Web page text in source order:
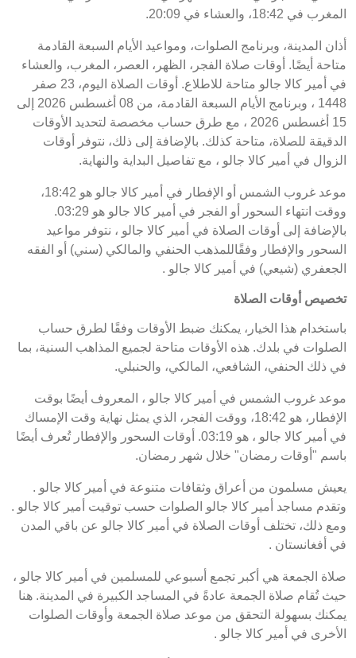
المغرب في 18:42، والعشاء في 20:09.
أذان المدينة، وبرنامج الصلوات، ومواعيد الأيام السبعة القادمة
متاحة أيضًا. أوقات صلاة الفجر، الظهر، العصر، المغرب، والعشاء
في أمير كالا جالو متاحة للاطلاع. أوقات الصلاة اليوم، 23 صفر
1448 ، وبرنامج الأيام السبعة القادمة، من 08 أغسطس 2026 إلى
15 أغسطس 2026 ، مع طرق حساب مخصصة لتحديد الأوقات
الدقيقة للصلاة، متاحة كذلك. بالإضافة إلى ذلك، نتوفر أوقات
الزوال في أمير كالا جالو ، مع تفاصيل البداية والنهاية.
موعد غروب الشمس أو الإفطار في أمير كالا جالو هو 18:42،
ووقت انتهاء السحور أو الفجر في أمير كالا جالو هو 03:29.
بالإضافة إلى أوقات الصلاة في أمير كالا جالو ، نتوفر مواعيد
السحور والإفطار وفقًاللمذهب الحنفي والمالكي (سني) أو الفقه
الجعفري (شيعي) في أمير كالا جالو .
تخصيص أوقات الصلاة
باستخدام هذا الخيار، يمكنك ضبط الأوقات وفقًا لطرق حساب
الصلوات في بلدك. هذه الأوقات متاحة لجميع المذاهب السنية، بما
في ذلك الحنفي، الشافعي، المالكي، والحنبلي.
موعد غروب الشمس في أمير كالا جالو ، المعروف أيضًا بوقت
الإفطار، هو 18:42، ووقت الفجر، الذي يمثل نهاية وقت الإمساك
في أمير كالا جالو ، هو 03:19. أوقات السحور والإفطار تُعرف أيضًا
باسم "أوقات رمضان" خلال شهر رمضان.
يعيش مسلمون من أعراق وثقافات متنوعة في أمير كالا جالو .
وتقدم مساجد أمير كالا جالو الصلوات حسب توقيت أمير كالا جالو .
ومع ذلك، تختلف أوقات الصلاة في أمير كالا جالو عن باقي المدن
في أفغانستان .
صلاة الجمعة هي أكبر تجمع أسبوعي للمسلمين في أمير كالا جالو ،
حيث تُقام صلاة الجمعة عادةً في المساجد الكبيرة في المدينة. هنا
يمكنك بسهولة التحقق من موعد صلاة الجمعة وأوقات الصلوات
الأخرى في أمير كالا جالو .